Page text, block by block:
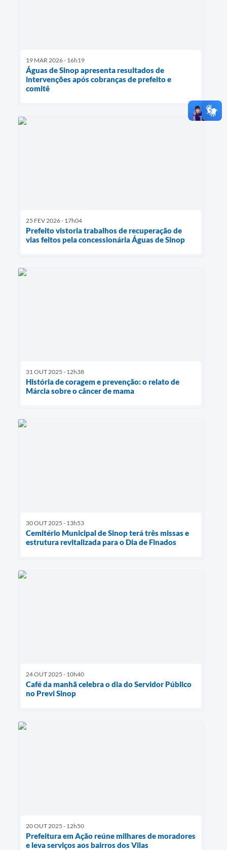
19 MAR 2026 - 16h19
Águas de Sinop apresenta resultados de
intervenções após cobranças de prefeito e
comitê
25 FEV 2026 - 17h04
Prefeito vistoria trabalhos de recuperação de
vias feitos pela concessionária Águas de Sinop
31 OUT 2025 - 12h38
História de coragem e prevenção: o relato de
Márcia sobre o câncer de mama
30 OUT 2025 - 13h53
Cemitério Municipal de Sinop terá três missas e
estrutura revitalizada para o Dia de Finados
24 OUT 2025 - 10h40
Café da manhã celebra o dia do Servidor Público
no Previ Sinop
20 OUT 2025 - 12h50
Prefeitura em Ação reúne milhares de moradores
e leva serviços aos bairros dos Vilas